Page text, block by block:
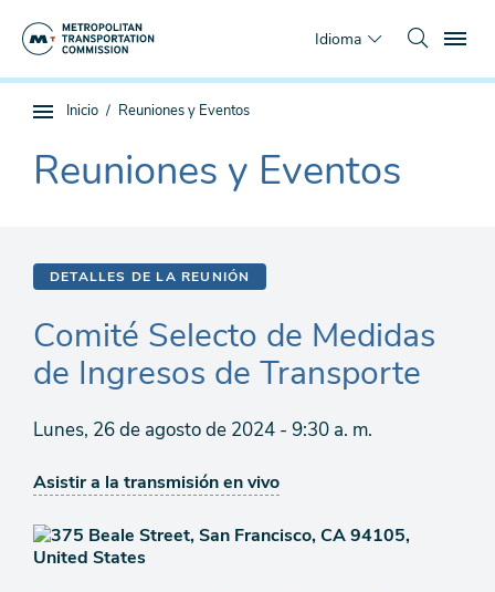
Idioma
Navegación
de
subpágina
Estás
Inicio Reuniones y Eventos
The
current
Reuniones y Eventos
DETALLES DE LA REUNIÓN
Comité Selecto de Medidas
de Ingresos de Transporte
Lunes, 26 de agosto de 2024 - 9:30 a. m.
Asistir a la transmisión en vivo